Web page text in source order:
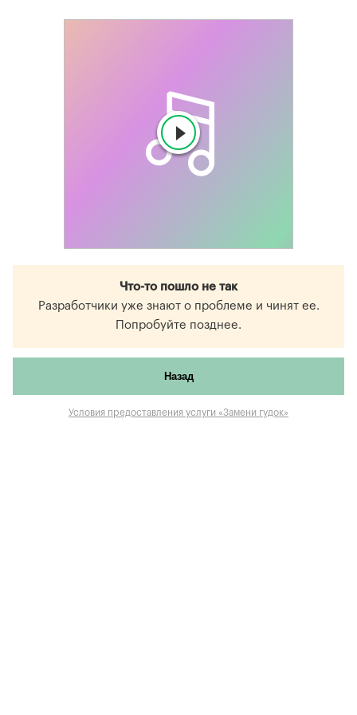
Что-то пошло не так
Разработчики уже знают о проблеме и чинят ее.
Попробуйте позднее.
Назад
Условия предоставления услуги «Замени гудок»